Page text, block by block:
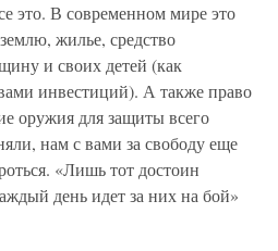
это. В современном мире это
жилье, средство
и своих детей (как
инвестиций). А также право
оружия для защиты всего
нам с вами за свободу еще
«Лишь тот достоин
день идет за них на бой»